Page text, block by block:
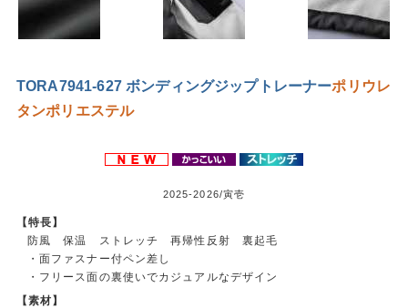
TORA7941-627 ボンディングジップトレーナーポリウレ
タンポリエステル
2025-2026/寅壱
【特長】
防風 保温 ストレッチ 再帰性反射 裏起毛
・面ファスナー付ペン差し
・フリース面の裏使いでカジュアルなデザイン
【素材】